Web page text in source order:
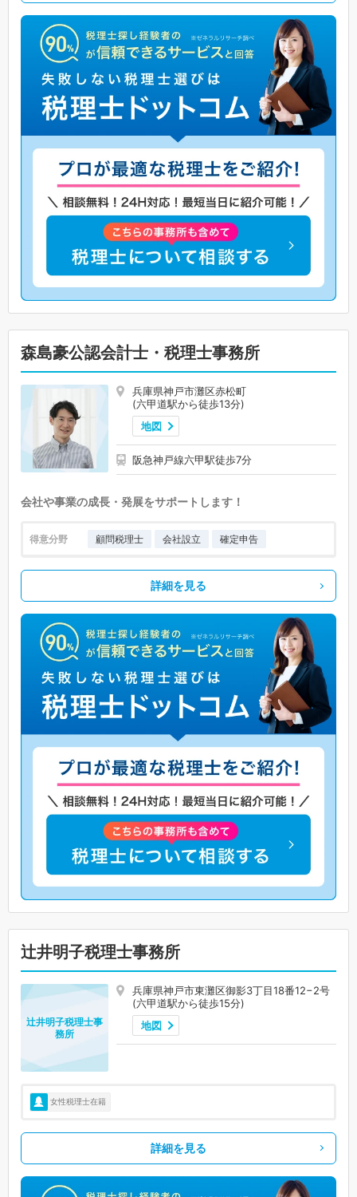
森島豪公認会計士・税理士事務所
兵庫県神戸市灘区赤松町
(六甲道駅から徒歩13分)
地図
阪急神戸線六甲駅徒歩7分
会社や事業の成長・発展をサポートします！
得意分野 顧問税理士 会社設立 確定申告
詳細を見る
辻󠄀井明子税理士事務所
兵庫県神戸市東灘区御影3丁目18番12−2号
(六甲道駅から徒歩15分)
地図
辻󠄀井明子税理士事
務所
女性税理士在籍
詳細を見る